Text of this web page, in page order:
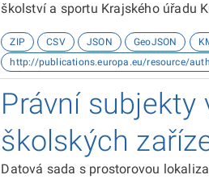
školství a sportu Krajského úřadu
ZIP CSV JSON GeoJSON
http://publications.europa.eu/resource/
Právní
školských
Datová sada s prostorovou